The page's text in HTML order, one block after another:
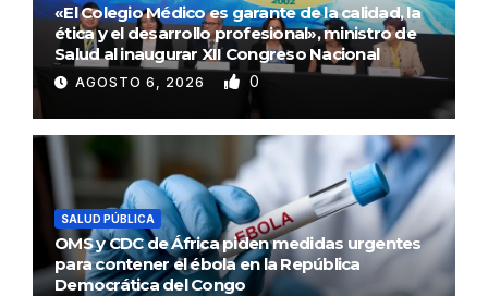
«El Colegio Médico es garante de la calidad, la
ética y el desarrollo profesional», ministro de
Salud al inaugurar XII Congreso Nacional
AGOSTO 6, 2026 0
SALUD PÚBLICA
OMS y CDC de África piden medidas urgentes
para contener el ébola en la República
Democrática del Congo